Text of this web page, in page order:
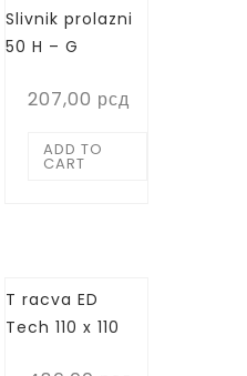
Slivnik prolazni
50 H – G
207,00 рсд
ADD TO
CART
T racva ED
Tech 110 x 110